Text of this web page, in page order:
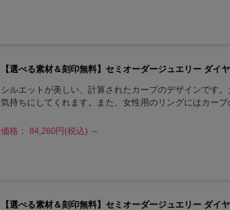
【選べる素材＆刻印無料】セミオーダージュエリー ダ
シルエットが美しい、計算されたカーブのデザインです
気持ちにしてくれます。また、女性用のリングにはカー
価格： 84,260円(税込) ～
【選べる素材＆刻印無料】セミオーダージュエリー ダ